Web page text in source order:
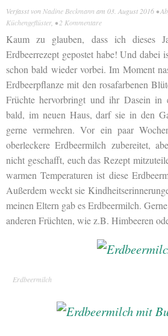
Verfasst von Nadine Beckmann am 03. August 2016 •
Küchengeflüster, •2 Kommentare
Kaum zu glauben, dass ich dieses
Erdbeerrezept gepostet habe! Und dabei
schon bald wieder vorbei. Im Moment
Erdbeerpflanze mit den rosafarbenen
Früchte hervorbringt und ihr Dasein
bald, im neuen Haus, darf sie in den
gerne vermehren. Vor ein paar
oberleckere Erdbeermilch zubereitet,
nicht geschafft, euch das Rezept
warmen Temperaturen ist diese
Außerdem weckt sie
meinen Eltern gab es Erdbeermilch.
anderen Früchten, wie z.B. Himbeeren
Erdbeermilch